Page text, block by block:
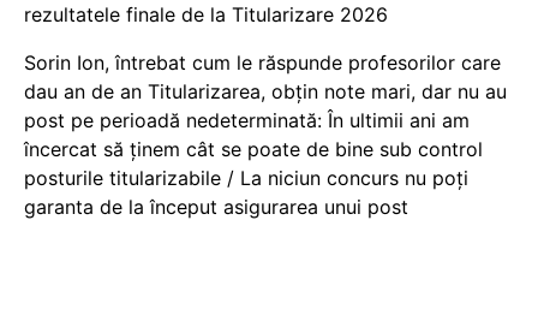
rezultatele finale de la Titularizare 2026
Sorin Ion, întrebat cum le răspunde profesorilor care
dau an de an Titularizarea, obțin note mari, dar nu au
post pe perioadă nedeterminată: În ultimii ani am
încercat să ținem cât se poate de bine sub control
posturile titularizabile / La niciun concurs nu poți
garanta de la început asigurarea unui post